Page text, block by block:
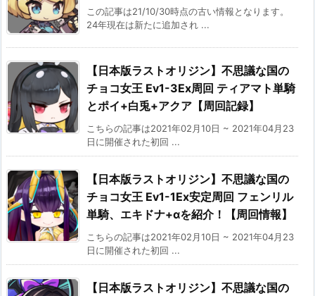
この記事は21/10/30時点の古い情報となります。
24年現在は新たに追加され ...
【日本版ラストオリジン】不思議な国の
チョコ女王 Ev1-3Ex周回 ティアマト単騎
とポイ+白兎+アクア【周回記録】
こちらの記事は2021年02月10日 ~ 2021年04月23
日に開催された初回 ...
【日本版ラストオリジン】不思議な国の
チョコ女王 Ev1-1Ex安定周回 フェンリル
単騎、エキドナ+αを紹介！【周回情報】
こちらの記事は2021年02月10日 ~ 2021年04月23
日に開催された初回 ...
【日本版ラストオリジン】不思議な国の